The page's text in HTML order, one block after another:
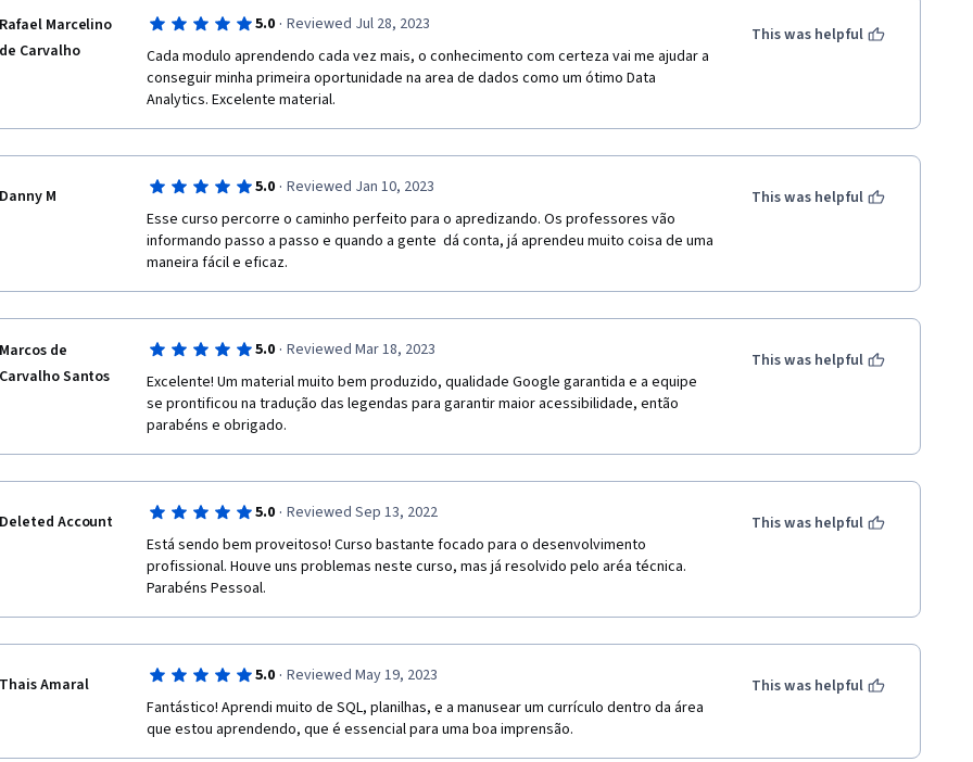
Rafael Marcelino
de Carvalho
5.0 · Reviewed Jul 28, 2023
Cada modulo aprendendo cada vez mais, o conhecimento com certeza vai me ajudar a
conseguir minha primeira oportunidade na area de dados como um ótimo Data
Analytics. Excelente material.
This was helpful
Danny M 5.0 · Reviewed Jan 10, 2023
Esse curso percorre o caminho perfeito para o apredizando. Os professores vão
informando passo a passo e quando a gente  dá conta, já aprendeu muito coisa de uma
maneira fácil e eficaz.
This was helpful
Marcos de
Carvalho Santos
5.0 · Reviewed Mar 18, 2023
Excelente! Um material muito bem produzido, qualidade Google garantida e a equipe
se prontificou na tradução das legendas para garantir maior acessibilidade, então
parabéns e obrigado.
This was helpful
Deleted Account 5.0 · Reviewed Sep 13, 2022
Está sendo bem proveitoso! Curso bastante focado para o desenvolvimento
profissional. Houve uns problemas neste curso, mas já resolvido pelo aréa técnica.
Parabéns Pessoal.
This was helpful
Thais Amaral 5.0 · Reviewed May 19, 2023
Fantástico! Aprendi muito de SQL, planilhas, e a manusear um currículo dentro da área
que estou aprendendo, que é essencial para uma boa imprensão.
This was helpful